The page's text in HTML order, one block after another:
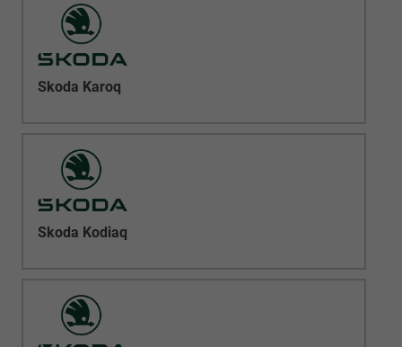
Skoda Karoq
Skoda Kodiaq